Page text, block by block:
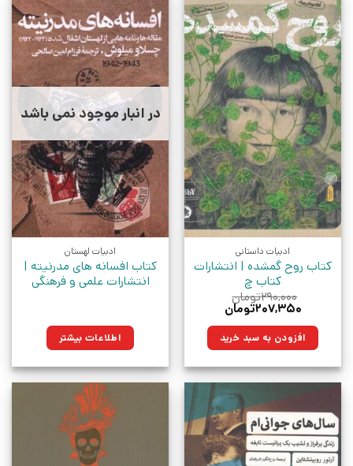
ادبیات داستانی
کتاب روح گمشده | انتشارات
کتاب چ
۲۹۰,۰۰۰تومان
قیمت
۲۹۰,۰۰۰تومان
بود.
۲۰۷,۳۵۰تومان
۲۰۷,۳۵۰تومان.افزودن به سبد خرید
در انبار موجود نمی باشد
ادبیات لهستان
کتاب افسانه های مدرنیته |
انتشارات علمی و فرهنگی
اطلاعات بیشتر